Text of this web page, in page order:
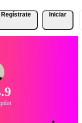
Regístrate Iniciar